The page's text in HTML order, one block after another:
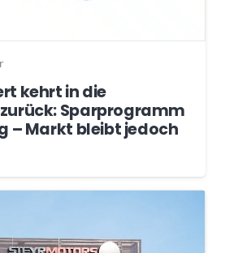
kehrt in die
Sparprogramm
– Markt bleibt jedoch